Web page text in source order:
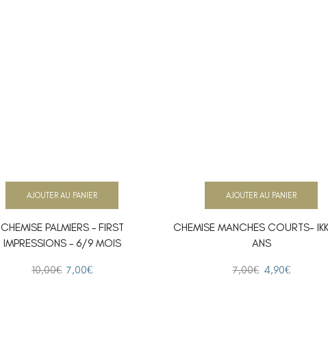
CHEMISE PALMIERS – FIRST
IMPRESSIONS – 6/9 MOIS
10,00€ 7,00€
AJOUTER AU PANIER
CHEMISE MANCHES COURTS-
ANS
7,00€ 4,90€
AJOUTER AU PANIER